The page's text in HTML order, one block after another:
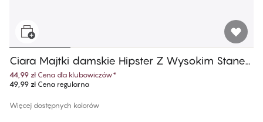
Ciara Majtki damskie Hipster Z Wysokim Stane
m
44,99 zł Cena dla klubowiczów*
49,99 złCena regularna
Więcej dostępnych kolorów